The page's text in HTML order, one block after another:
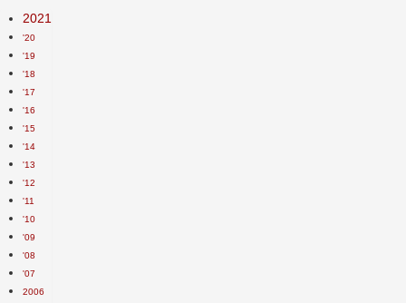
2021
'20
'19
'18
'17
'16
'15
'14
'13
'12
'11
'10
'09
'08
'07
2006